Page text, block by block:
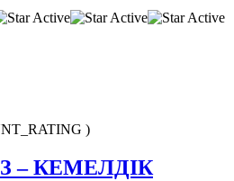
)
– КЕМЕЛДІК